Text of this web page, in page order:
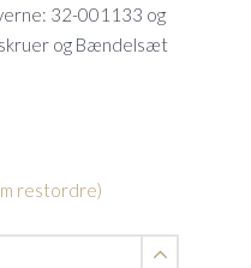
32-001133 og
og Bændelsæt
restordre)